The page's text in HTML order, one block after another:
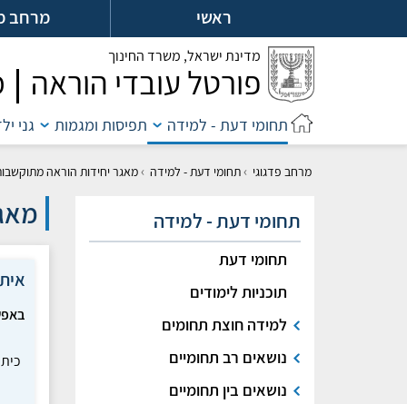
אל
ראשי מרחב
מדינת ישראל, משרד החינוך
פורטל עובדי הוראה
תחומי דעת - למידה תפיסות ומגמות גני
מרחב פדגוגי ›תחומי דעת - למידה ›מאגר יחידות הוראה
תחומי דעת - למידה
תחומי דעת
תוכניות לימודים
למידה חוצת תחומים
נושאים רב תחומיים
נושאים בין תחומיים